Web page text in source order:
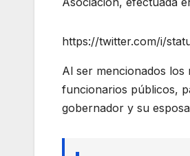
https://twitter.com/i/
Al ser mencionados los
funcionarios públicos,
gobernador y su